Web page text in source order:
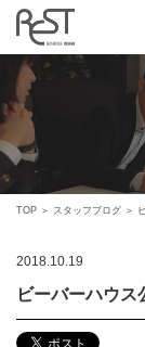
TOP ＞ スタッフブログ ＞
2018.10.19
ビーバーハウ